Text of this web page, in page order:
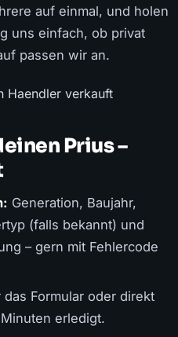
auf einmal, und holen
uns einfach, ob privat
passen wir an.
Prius –
Generation, Baujahr,
(falls bekannt) und
– gern mit Fehlercode
das Formular oder direkt
erledigt.